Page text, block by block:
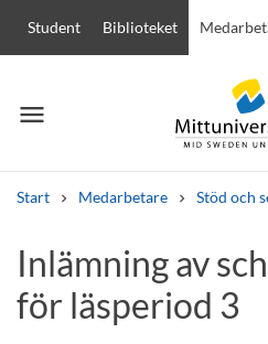
Student Biblioteket
menu
Meny
Start Medarbetare Stöd och
Andra söktjänster
Kurser och programKursplaner
Lediga jobb
Inlämning av
för läsperiod 3